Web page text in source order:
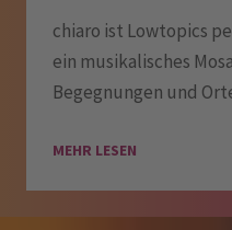
chiaro ist Lowtopics
ein musikalisches
Begegnungen und
MEHR LESEN